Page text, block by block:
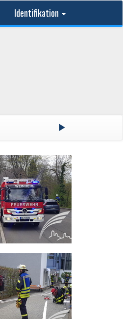
Identifikation